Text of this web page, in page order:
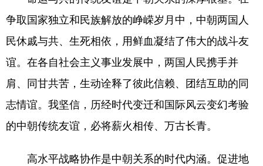
争取国家独立和民族解放的峥嵘岁月中，中朝两国人
民休戚与共、生死相依，用鲜血凝结了伟大的战斗友
谊。在各自社会主义事业发展中，两国人民携手并
肩、同甘共苦，生动诠释了彼此信赖、团结互助的同
志情谊。我坚信，历经时代变迁和国际风云变幻考验
的中朝传统友谊，必将薪火相传、万古长青。
高水平战略协作是中朝关系的时代内涵。促进地